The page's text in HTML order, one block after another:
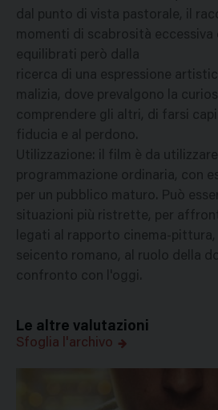
dal punto di vista pastorale, il
momenti di scabrosità eccessiva
equilibrati però dalla
ricerca di una espressione
malizia, dove prevalgono la
comprendere gli altri, di farsi
fiducia e al perdono.
Utilizzazione: il film è da
programmazione ordinaria, con
per un pubblico maturo. Può
situazioni più ristrette, per
legati al rapporto cinema-pittura,
seicento romano, al ruolo della
confronto con l'oggi.
Le altre valutazioni
Sfoglia l'archivo